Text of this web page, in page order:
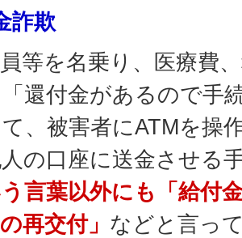
詐欺
等を名乗り、医療費
還付金があるので手
、被害者にATMを操
の口座に送金させる
言葉以外にも「給付
再交付」 などと言っ